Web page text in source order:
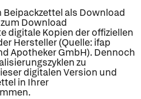
Beipackzettel als Download
Download
digitale Kopien der offiziellen
Hersteller (Quelle: ifap
Apotheker GmbH). Dennoch
zu
digitalen Version und
in Ihrer